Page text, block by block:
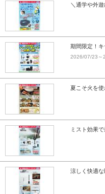
＼通学や外
期間限定！キ
2026/07/23～
夏こそ火を使
ミスト効果
涼しく快適